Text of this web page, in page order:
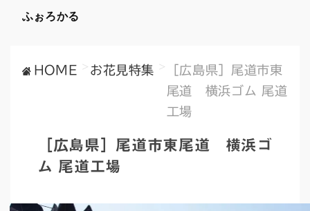
ふぉろかる
HOME > お花見特集 >
［広島県］尾道市東
尾道 横浜ゴム 尾道
工場
［広島県］尾道市東尾道 横浜ゴ
ム 尾道工場